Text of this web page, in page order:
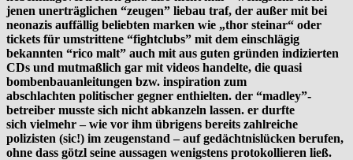
jenen unerträglichen “zeugen” liebau traf, der außer mit bei
neonazis auffällig beliebten marken wie „thor steinar“ oder
tickets für umstrittene “fightclubs” mit dem einschlägig
bekannten “rico malt” auch mit aus guten gründen indizierten
CDs und mutmaßlich gar mit videos handelte, die quasi
bombenbauanleitungen bzw. inspiration zum
abschlachten politischer gegner enthielten. der “madley”-
betreiber musste sich nicht abkanzeln lassen. er durfte
sich vielmehr –wie vor ihm übrigens bereits zahlreiche
polizisten (sic!) im zeugenstand – auf gedächtnislücken berufen,
ohne dass götzl seine aussagen wenigstens protokollieren ließ.